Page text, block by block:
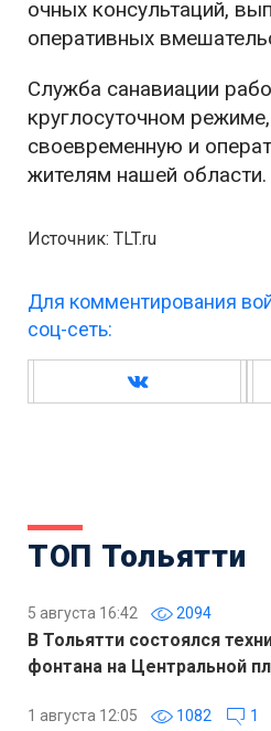
очных консультаций,
оперативных
Служба санавиации
круглосуточном
своевременную и
жителям нашей области.
Источник: TLT.ru
Для комментирования
соц-сеть:
ТОП Тольятти
5 августа 16:42 2094
В Тольятти состоялся
фонтана на Центральной
1 августа 12:05 1082 1